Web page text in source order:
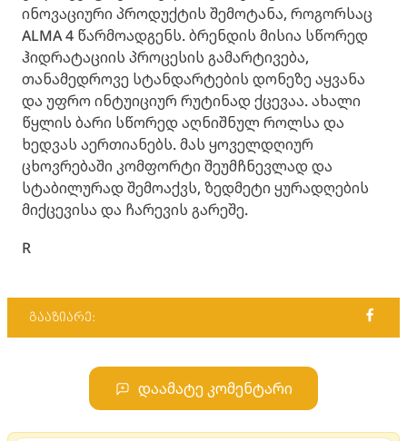
ინოვაციური პროდუქტის შემოტანა, როგორსაც
ALMA 4 წარმოადგენს. ბრენდის მისია სწორედ
ჰიდრატაციის პროცესის გამარტივება,
თანამედროვე სტანდარტების დონეზე აყვანა
და უფრო ინტუიციურ რუტინად ქცევაა. ახალი
წყლის ბარი სწორედ აღნიშნულ როლსა და
ხედვას აერთიანებს. მას ყოველდღიურ
ცხოვრებაში კომფორტი შეუმჩნევლად და
სტაბილურად შემოაქვს, ზედმეტი ყურადღების
მიქცევისა და ჩარევის გარეშე.
R
გააზიარე:
დაამატე კომენტარი